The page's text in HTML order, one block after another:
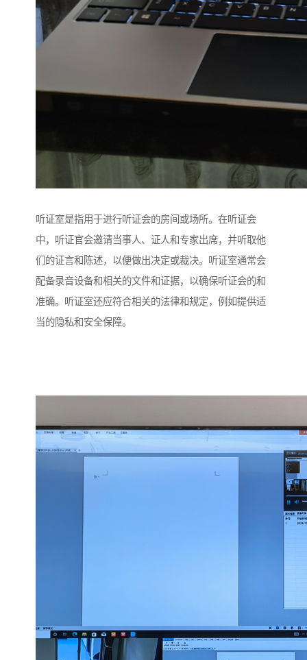
听证室是指用于进行听证会的房间或场所。在听证会
中，听证官会邀请当事人、证人和专家出席，并听取他
们的证言和陈述，以便做出决定或裁决。听证室通常会
配备录音设备和相关的文件和证据，以确保听证会的和
准确。听证室还应符合相关的法律和规定，例如提供适
当的隐私和安全保障。